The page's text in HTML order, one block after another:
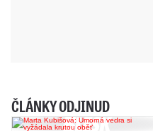
ČLÁNKY ODJINUD